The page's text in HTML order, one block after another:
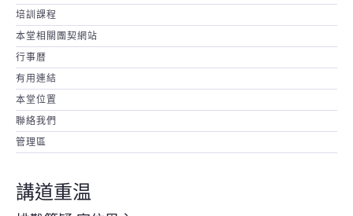
培訓課程
本堂相關團契網站
行事暦
有用連結
本堂位置
聯絡我們
管理區
講道重温